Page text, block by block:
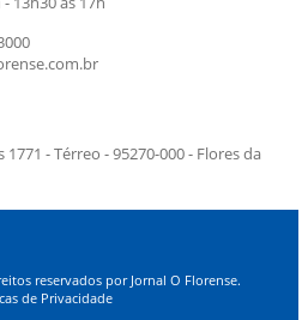
- Térreo - 95270-000 - Flores da
reservados por Jornal O Florense.
de Privacidade